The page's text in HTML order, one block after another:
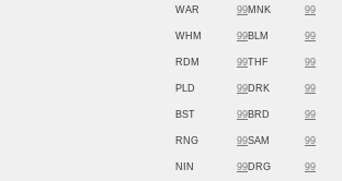
WAR 99MNK 99
WHM 99BLM 99
RDM 99THF 99
PLD 99DRK 99
BST 99BRD 99
RNG 99SAM 99
NIN 99DRG 99